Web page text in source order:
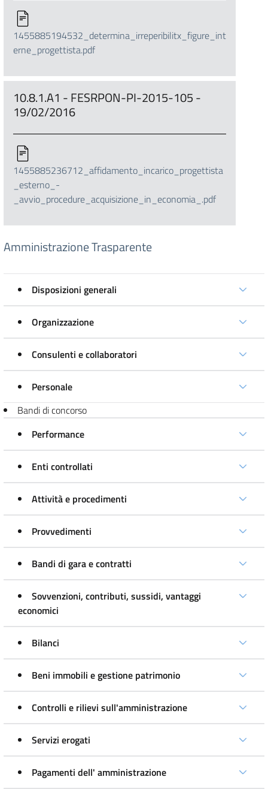
1455885194532_determina_irreperibilitx_figure_int
erne_progettista.pdf
10.8.1.A1 - FESRPON-PI-2015-105 -
19/02/2016
1455885236712_affidamento_incarico_progettista
_esterno_-
_avvio_procedure_acquisizione_in_economia_.pdf
Amministrazione Trasparente
Disposizioni generali
Organizzazione
Consulenti e collaboratori
Personale
Bandi di concorso
Performance
Enti controllati
Attività e procedimenti
Provvedimenti
Bandi di gara e contratti
Sovvenzioni, contributi, sussidi, vantaggi
economici
Bilanci
Beni immobili e gestione patrimonio
Controlli e rilievi sull'amministrazione
Servizi erogati
Pagamenti dell' amministrazione